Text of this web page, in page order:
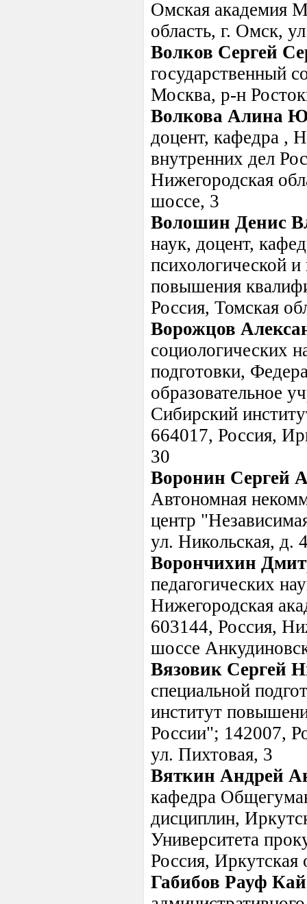
Омская академия
область, г. Омск,
Волков Сергей
государственный
Москва, р-н
Волкова Алина
доцент, кафедра ,
внутренних дел
Нижегородская
шоссе, 3
Волошин Денис
наук, доцент,
психологической
повышения
Россия, Томская
Ворожцов
социологических
подготовки,
образовательное
Сибирский
664017, Россия,
30
Воронин Сергей
Автономная
центр
ул. Никольская, д.
Ворончихин
педагогических
Нижегородская
603144, Россия,
шоссе
Вязовик Сергей
специальной
институт
России"; 142007,
ул. Пихтовая, 3
Вяткин Андрей
кафедра
дисциплин,
Университета
Россия, Иркутская
Габибов Рауф